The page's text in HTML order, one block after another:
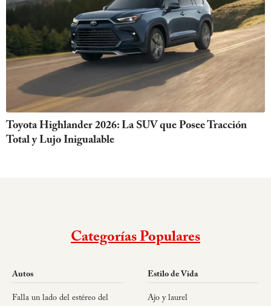
Toyota Highlander 2026: La SUV que Posee Tracción
Total y Lujo Inigualable
Categorías Populares
Autos
Falla un lado del estéreo del
Estilo de Vida
Ajo y laurel